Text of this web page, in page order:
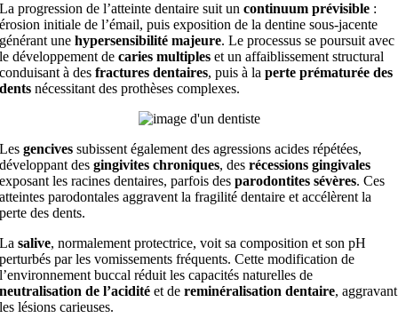
La progression de l’atteinte dentaire suit uncontinuum prévisible :
érosion initiale de l’émail, puis exposition de la dentine sous-jacente
générant unehypersensibilité majeure. Le processus se poursuit avec
le développement decaries multiples et un affaiblissement structural
conduisant à desfractures dentaires, puis à laperte prématurée des
dents nécessitant des prothèses complexes.
Lesgencives subissent également des agressions acides répétées,
développant desgingivites chroniques, desrécessions gingivales
exposant les racines dentaires, parfois desparodontites sévères. Ces
atteintes parodontales aggravent la fragilité dentaire et accélèrent la
perte des dents.
Lasalive, normalement protectrice, voit sa composition et son pH
perturbés par les vomissements fréquents. Cette modification de
l’environnement buccal réduit les capacités naturelles de
neutralisation de l’acidité et dereminéralisation dentaire, aggravant
les lésions carieuses.